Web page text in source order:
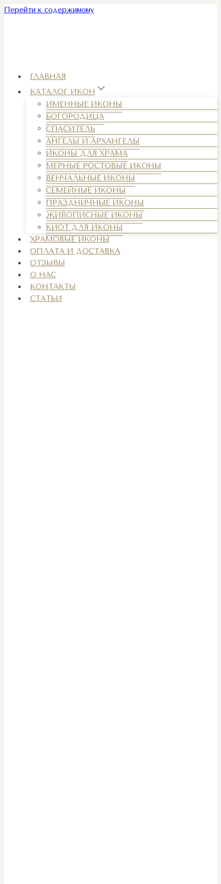
Перейти к содержимому
ГЛАВНАЯ
КАТАЛОГ ИКОН
ИМЕННЫЕ ИКОНЫ
БОГОРОДИЦА
СПАСИТЕЛЬ
АНГЕЛЫ И АРХАНГЕЛЫ
ИКОНЫ ДЛЯ ХРАМА
МЕРНЫЕ РОСТОВЫЕ ИКОНЫ
ВЕНЧАЛЬНЫЕ ИКОНЫ
СЕМЕЙНЫЕ ИКОНЫ
ПРАЗДНИЧНЫЕ ИКОНЫ
ЖИВОПИСНЫЕ ИКОНЫ
КИОТ ДЛЯ ИКОНЫ
ХРАМОВЫЕ ИКОНЫ
ОПЛАТА И ДОСТАВКА
ОТЗЫВЫ
О НАС
КОНТАКТЫ
СТАТЬИ